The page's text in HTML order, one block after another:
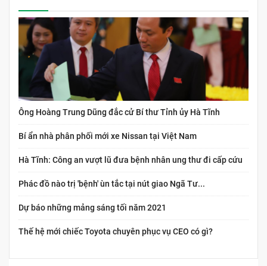
Ông Hoàng Trung Dũng đắc cử Bí thư Tỉnh ủy Hà Tĩnh
Bí ẩn nhà phân phối mới xe Nissan tại Việt Nam
Hà Tĩnh: Công an vượt lũ đưa bệnh nhân ung thư đi cấp cứu
Phác đồ nào trị 'bệnh' ùn tắc tại nút giao Ngã Tư...
Dự báo những mảng sáng tối năm 2021
Thế hệ mới chiếc Toyota chuyên phục vụ CEO có gì?